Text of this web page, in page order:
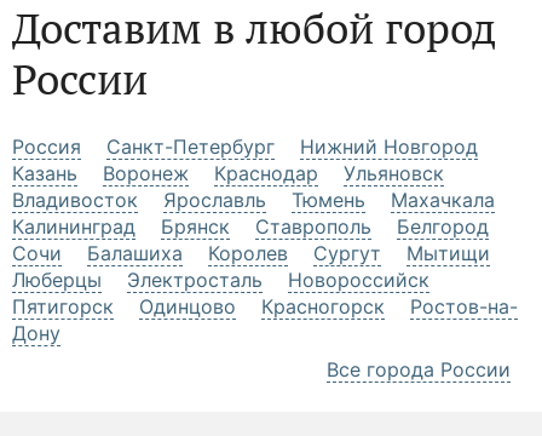
Доставим в любой город
России
Россия Санкт-Петербург
Нижний Новгород
Казань
Воронеж Краснодар
Ульяновск
Владивосток
Ярославль Тюмень
Махачкала
Калининград
Брянск Ставрополь
Белгород
Сочи
Балашиха Королев Сургут
Мытищи
Люберцы
Электросталь
Новороссийск
Пятигорск
Одинцово Красногорск
Ростов-на-
Дону
Все города России